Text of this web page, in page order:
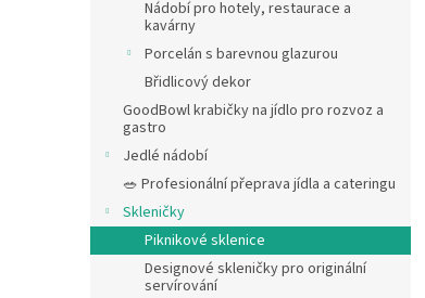
Nádobí pro hotely, restaurace a
kavárny
Porcelán s barevnou glazurou
Břidlicový dekor
GoodBowl krabičky na jídlo pro rozvoz a
gastro
Jedlé nádobí
🥗 Profesionální přeprava jídla a cateringu
Skleničky
Piknikové sklenice
Designové skleničky pro originální
servírování